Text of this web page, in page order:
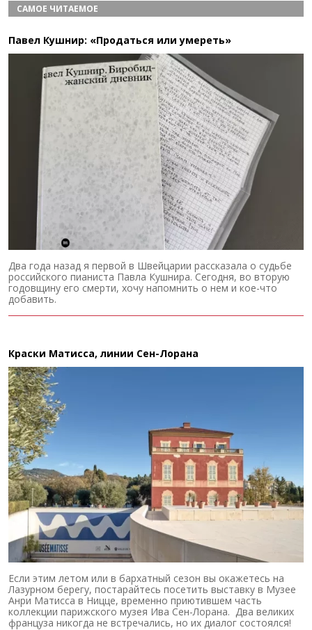
САМОЕ ЧИТАЕМОЕ
Павел Кушнир: «Продаться или умереть»
Два года назад я первой в Швейцарии рассказала о судьбе
российского пианиста Павла Кушнира. Сегодня, во вторую
годовщину его смерти, хочу напомнить о нем и кое-что
добавить.
Краски Матисса, линии Сен-Лорана
Если этим летом или в бархатный сезон вы окажетесь на
Лазурном берегу, постарайтесь посетить выставку в Музее
Анри Матисса в Ницце, временно приютившем часть
коллекции парижского музея Ива Сен-Лорана. Два великих
француза никогда не встречались, но их диалог состоялся!